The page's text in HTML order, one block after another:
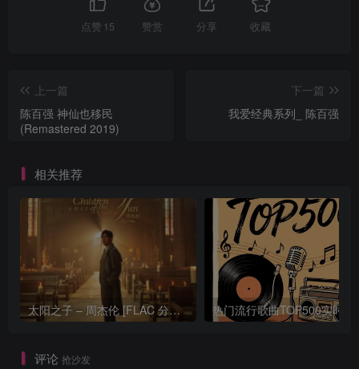
点赞 15 赞赏 分享 收藏
上一篇
陈百强 神仙也移民
(Remastered 2019)
下一篇
我爱经典系列_ 陈百强
相关推荐
太阳之子 – 周杰伦 [FLAC 分轨 192Khz 24bit]
评论 抢沙发